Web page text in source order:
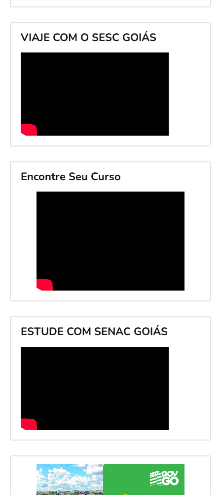
VIAJE COM O SESC GOIÁS
Encontre Seu Curso
ESTUDE COM SENAC GOIÁS